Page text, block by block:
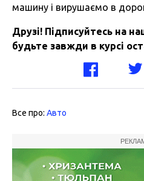
машину і вирушаємо в
Друзі! Підписуйтесь на
будьте завжди в курсі
Все про: Авто